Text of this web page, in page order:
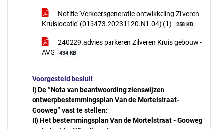
Notitie 'Verkeersgeneratie ontwikkeling Zilveren
Kruislocatie' (016473.20231120.N1.04) (1)
258 KB
240229.advies parkeren Zilveren Kruis gebouw -
AVG
434 KB
Voorgesteld besluit
I)De ”Nota van beantwoording zienswijzen
ontwerpbestemmingsplan Van de Mortelstraat-
Gooweg” vast te stellen;
II)Het bestemmingsplan Van de Mortelstraat - Gooweg